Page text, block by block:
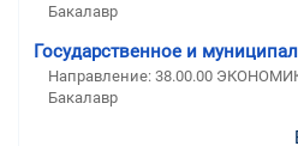
Бакалавр
Государственное и
Направление: 38.00.00
Бакалавр